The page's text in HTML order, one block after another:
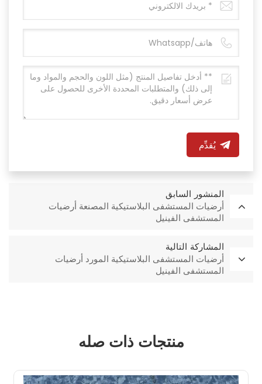
يُقدِّم
المنشور السابق
أرضيات المستشفى البلاستيكية المصنعة أرضيات
المستشفى الفينيل
المشاركة التالية
أرضيات المستشفى البلاستيكية المورد أرضيات
المستشفى الفينيل
منتجات ذات صله